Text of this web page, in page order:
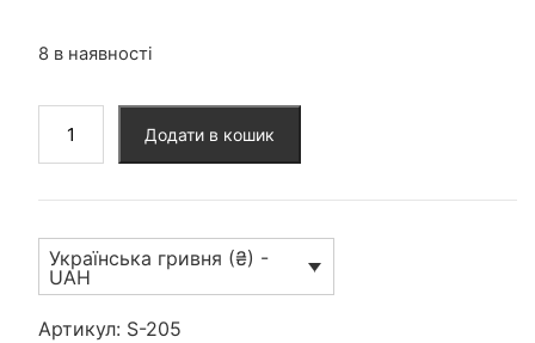
8 в наявності
(S-
кількість
Додати в кошик
Українська гривня (₴) -
UAH
Артикул: S-205